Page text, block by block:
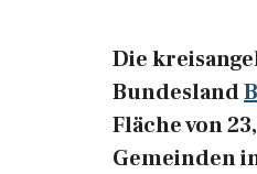
Die
Bundesland
Fläche von
Gemeinden